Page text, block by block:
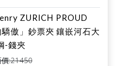
ZURICH PROUD
傲」鈔票夾 鑲嵌河石大
-錢夾
:21450